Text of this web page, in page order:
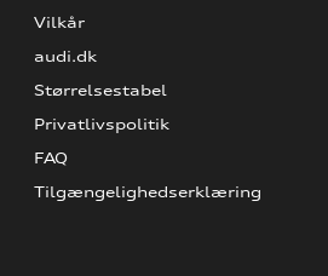
Vilkår
audi.dk
Størrelsestabel
Privatlivspolitik
FAQ
Tilgængelighedserklæring